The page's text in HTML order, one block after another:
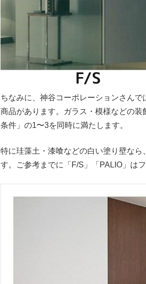
ちなみに、神谷コーポレーションさんで
商品があります。ガラス・模様などの
条件」の1〜3を同時に満たします。
特に珪藻土・漆喰などの白い塗り壁なら
す。ご参考までに「F/S」「PALIO」は